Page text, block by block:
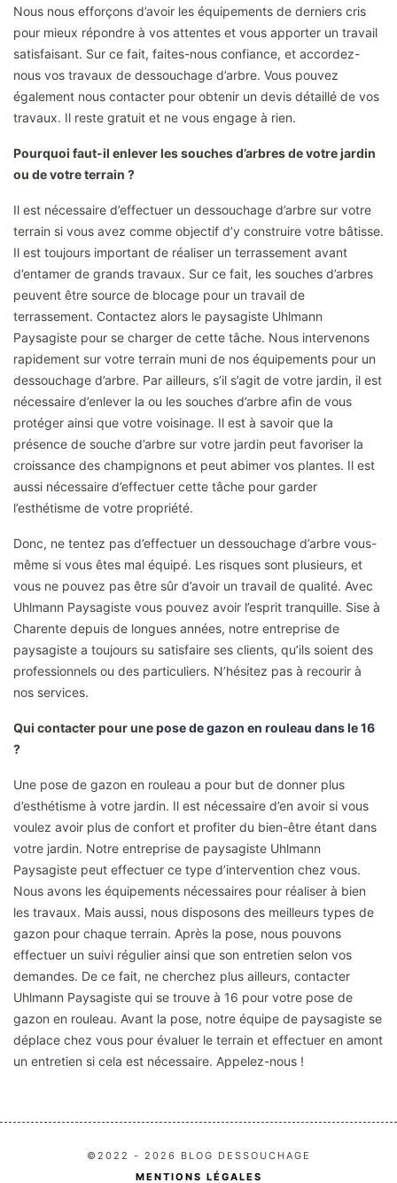
Nous nous efforçons d’avoir les équipements de derniers cris
pour mieux répondre à vos attentes et vous apporter un travail
satisfaisant. Sur ce fait, faites-nous confiance, et accordez-
nous vos travaux de dessouchage d’arbre. Vous pouvez
également nous contacter pour obtenir un devis détaillé de vos
travaux. Il reste gratuit et ne vous engage à rien.
Pourquoi faut-il enlever les souches d’arbres de votre jardin
ou de votre terrain ?
Il est nécessaire d’effectuer un dessouchage d’arbre sur votre
terrain si vous avez comme objectif d’y construire votre bâtisse.
Il est toujours important de réaliser un terrassement avant
d’entamer de grands travaux. Sur ce fait, les souches d’arbres
peuvent être source de blocage pour un travail de
terrassement. Contactez alors le paysagiste Uhlmann
Paysagiste pour se charger de cette tâche. Nous intervenons
rapidement sur votre terrain muni de nos équipements pour un
dessouchage d’arbre. Par ailleurs, s’il s’agit de votre jardin, il est
nécessaire d’enlever la ou les souches d’arbre afin de vous
protéger ainsi que votre voisinage. Il est à savoir que la
présence de souche d’arbre sur votre jardin peut favoriser la
croissance des champignons et peut abimer vos plantes. Il est
aussi nécessaire d’effectuer cette tâche pour garder
l’esthétisme de votre propriété.
Donc, ne tentez pas d’effectuer un dessouchage d’arbre vous-
même si vous êtes mal équipé. Les risques sont plusieurs, et
vous ne pouvez pas être sûr d’avoir un travail de qualité. Avec
Uhlmann Paysagiste vous pouvez avoir l’esprit tranquille. Sise à
Charente depuis de longues années, notre entreprise de
paysagiste a toujours su satisfaire ses clients, qu’ils soient des
professionnels ou des particuliers. N’hésitez pas à recourir à
nos services.
Qui contacter pour unepose de gazon en rouleau dans le 16
?
Une pose de gazon en rouleau a pour but de donner plus
d’esthétisme à votre jardin. Il est nécessaire d’en avoir si vous
voulez avoir plus de confort et profiter du bien-être étant dans
votre jardin. Notre entreprise de paysagiste Uhlmann
Paysagiste peut effectuer ce type d’intervention chez vous.
Nous avons les équipements nécessaires pour réaliser à bien
les travaux. Mais aussi, nous disposons des meilleurs types de
gazon pour chaque terrain. Après la pose, nous pouvons
effectuer un suivi régulier ainsi que son entretien selon vos
demandes. De ce fait, ne cherchez plus ailleurs, contacter
Uhlmann Paysagiste qui se trouve à 16 pour votre pose de
gazon en rouleau. Avant la pose, notre équipe de paysagiste se
déplace chez vous pour évaluer le terrain et effectuer en amont
un entretien si cela est nécessaire. Appelez-nous !
©2022 - 2026 BLOG DESSOUCHAGE
MENTIONS LÉGALES